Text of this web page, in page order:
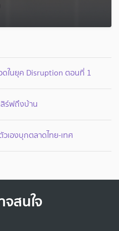
ดในยุค Disruption ตอนที่ 1
สิร์ฟถึงบ้าน
เองบุกตลาดไทย-เทศ
สนใจ